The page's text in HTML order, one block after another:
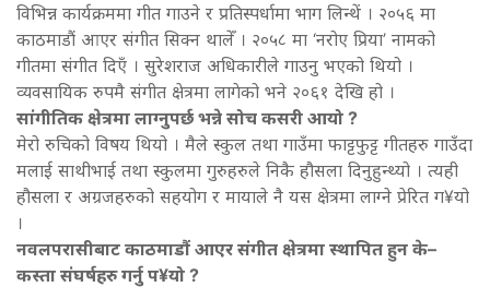
विभिन्न कार्यक्रममा गीत गाउने र प्रतिस्पर्धामा भाग लिन्थें । २०५६ मा
काठमाडौं आएर संगीत सिक्न थालेँ । २०५८ मा ‘नरोए प्रिया’ नामको
गीतमा संगीत दिएँ । सुरेशराज अधिकारीले गाउनु भएको थियो ।
व्यवसायिक रुपमै संगीत क्षेत्रमा लागेको भने २०६१ देखि हो ।
सांगीतिक क्षेत्रमा लाग्नुपर्छ भन्ने सोच कसरी आयो ?
मेरो रुचिको विषय थियो । मैले स्कुल तथा गाउँमा फाट्टफुट्ट गीतहरु गाउँदा
मलाई साथीभाई तथा स्कुलमा गुरुहरुले निकै हौसला दिनुहुन्थ्यो । त्यही
हौसला र अग्रजहरुको सहयोग र मायाले नै यस क्षेत्रमा लाग्ने प्रेरित ग¥यो
।
नवलपरासीबाट काठमाडौं आएर संगीत क्षेत्रमा स्थापित हुन के–
कस्ता संघर्षहरु गर्नु प¥यो ?